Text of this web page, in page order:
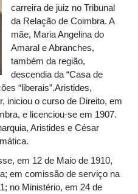
carreira de juiz no Tribunal
da Relação de Coimbra. A
mãe, Maria Angelina do
Amaral e Abranches,
também da região,
descendia da “Casa de
“liberais”.Aristides,
iniciou o curso de Direito, em
e licenciou-se em 1907.
Aristides e César
em 12 de Maio de 1910,
em comissão de serviço na
no Ministério, em 24 de